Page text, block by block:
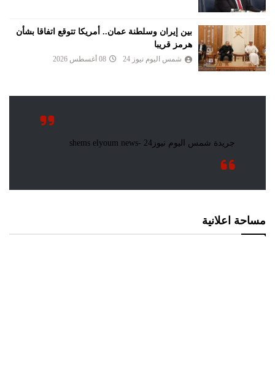
بين إيران وسلطنة عمان.. أمريكا تتوقع اتفاقا بشأن
هرمز قريبا
شمس اليوم نيوز 24 08 أغسطس 2026
مساحة اعلانية